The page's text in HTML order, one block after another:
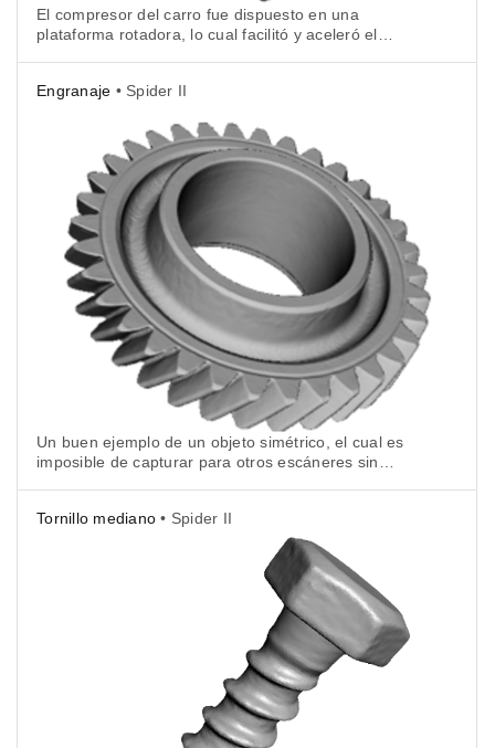
El compresor del carro fue dispuesto en una
plataforma rotadora, lo cual facilitó y aceleró el
Engranaje • Spider II
Un buen ejemplo de un objeto simétrico, el cual es
imposible de capturar para otros escáneres sin
Tornillo mediano • Spider II